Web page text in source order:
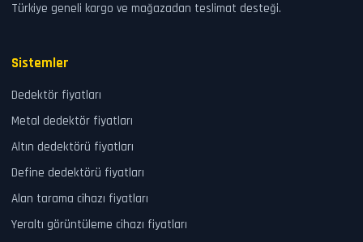
Türkiye geneli kargo ve mağazadan teslimat desteği.
Sistemler
Dedektör fiyatları
Metal dedektör fiyatları
Altın dedektörü fiyatları
Define dedektörü fiyatları
Alan tarama cihazı fiyatları
Yeraltı görüntüleme cihazı fiyatları